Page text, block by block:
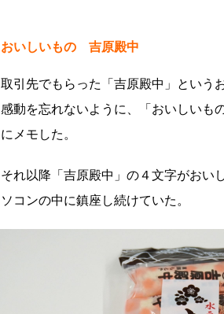
おいしいもの 吉原殿中
取引先でもらった「吉原殿中」という
感動を忘れないように、「おいしい
にメモした。
それ以降「吉原殿中」の４文字がおい
ソコンの中に鎮座し続けていた。